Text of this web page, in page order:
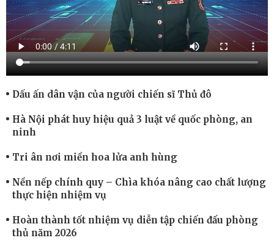
Dấu ấn dân vận của người chiến sĩ Thủ đô
Hà Nội phát huy hiệu quả 3 luật về quốc phòng, an
ninh
Tri ân nơi miền hoa lửa anh hùng
Nền nếp chính quy – Chìa khóa nâng cao chất lượng
thực hiện nhiệm vụ
Hoàn thành tốt nhiệm vụ diễn tập chiến đấu phòng
thủ năm 2026